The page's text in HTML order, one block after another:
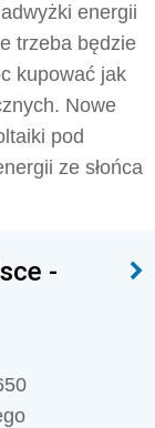
energii
trzeba będzie
kupować jak
Nowe
pod
ze słońca
-